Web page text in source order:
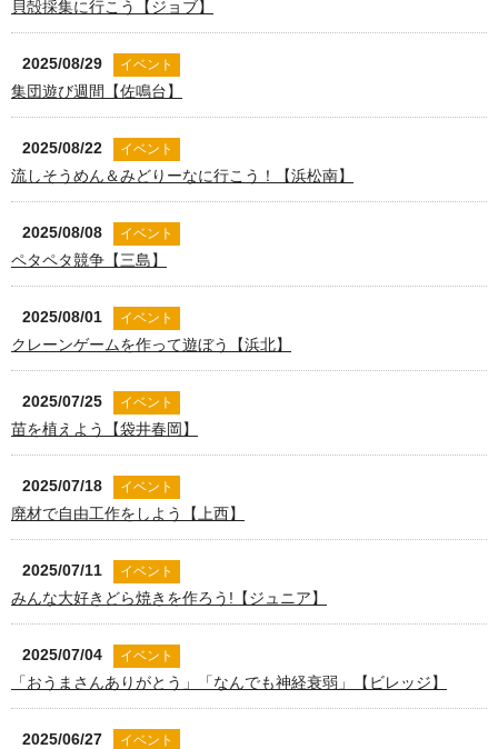
貝殻採集に行こう【ジョブ】
2025/08/29 イベント
集団遊び週間【佐鳴台】
2025/08/22 イベント
流しそうめん＆みどりーなに行こう！【浜松南】
2025/08/08 イベント
ペタペタ競争【三島】
2025/08/01 イベント
クレーンゲームを作って遊ぼう【浜北】
2025/07/25 イベント
苗を植えよう【袋井春岡】
2025/07/18 イベント
廃材で自由工作をしよう【上西】
2025/07/11 イベント
みんな大好きどら焼きを作ろう!【ジュニア】
2025/07/04 イベント
「おうまさんありがとう」「なんでも神経衰弱」【ビレッジ】
2025/06/27 イベント